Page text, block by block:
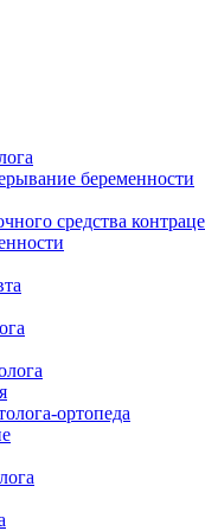
беременности
средства
ортопеда